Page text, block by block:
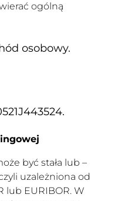
ogólną
osobowy.
być stała lub –
uzależniona od
lub EURIBOR. W